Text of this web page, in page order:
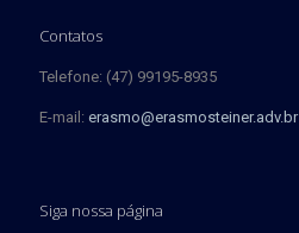
Contatos
Telefone: (47) 99195-8935
E-mail: erasmo@erasmosteiner.adv.br
Siga nossa página